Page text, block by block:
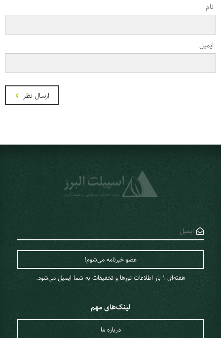
نام
ایمیل
ارسال نظر
هفته‌ای 1 ‌بار اطلاعات تورها و تخفیفات به شما ایمیل می‌شود.
لینک‌های مهم
درباره ما